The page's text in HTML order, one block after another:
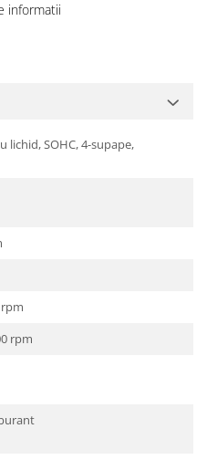
informatii
lichid, SOHC, 4-supape,
rpm
rpm